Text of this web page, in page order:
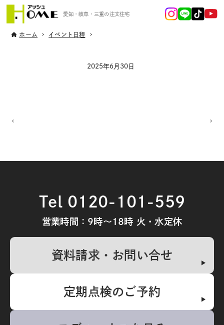
愛知・岐阜・三重の注文住宅
ホーム イベント日程
2025年6月30日
Tel 0120-101-559
営業時間：9時～18時 火・水定休
資料請求・お問い合せ
定期点検のご予約